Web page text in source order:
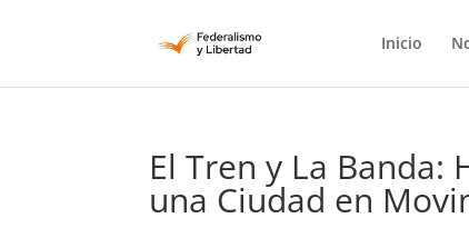
Inicio
El Tren y La
una Ciudad en